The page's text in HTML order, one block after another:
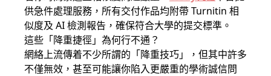
供急件處理服務，所有交付作品均附帶 Turnitin 相
似度及 AI 檢測報告，確保符合大學的提交標準。
這些「降重捷徑」為何行不通？
網絡上流傳着不少所謂的「降重技巧」，但其中許多
不僅無效，甚至可能讓你陷入更嚴重的學術誠信問